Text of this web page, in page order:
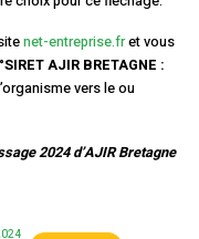
net-entreprise.fret vous
AJIR BRETAGNE :
vers le ou
2024 d’AJIR Bretagne